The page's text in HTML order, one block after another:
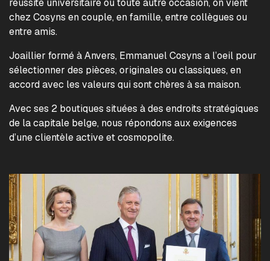
réussite universitaire ou toute autre occasion, on vient
chez Cosyns en couple, en famille, entre collègues ou
entre amis.
Joaillier formé à Anvers, Emmanuel Cosyns a l’oeil pour
sélectionner des pièces, originales ou classiques, en
accord avec les valeurs qui sont chères à sa maison.
Avec ses 2 boutiques situées à des endroits stratégiques
de la capitale belge, nous répondons aux exigences
d’une clientèle active et cosmopolite.